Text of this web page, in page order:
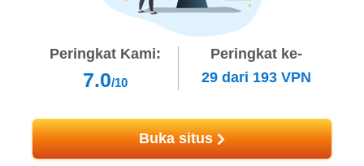
Peringkat Kami:
7.0/10
Peringkat ke-
29dari 193 VPN
Buka situs